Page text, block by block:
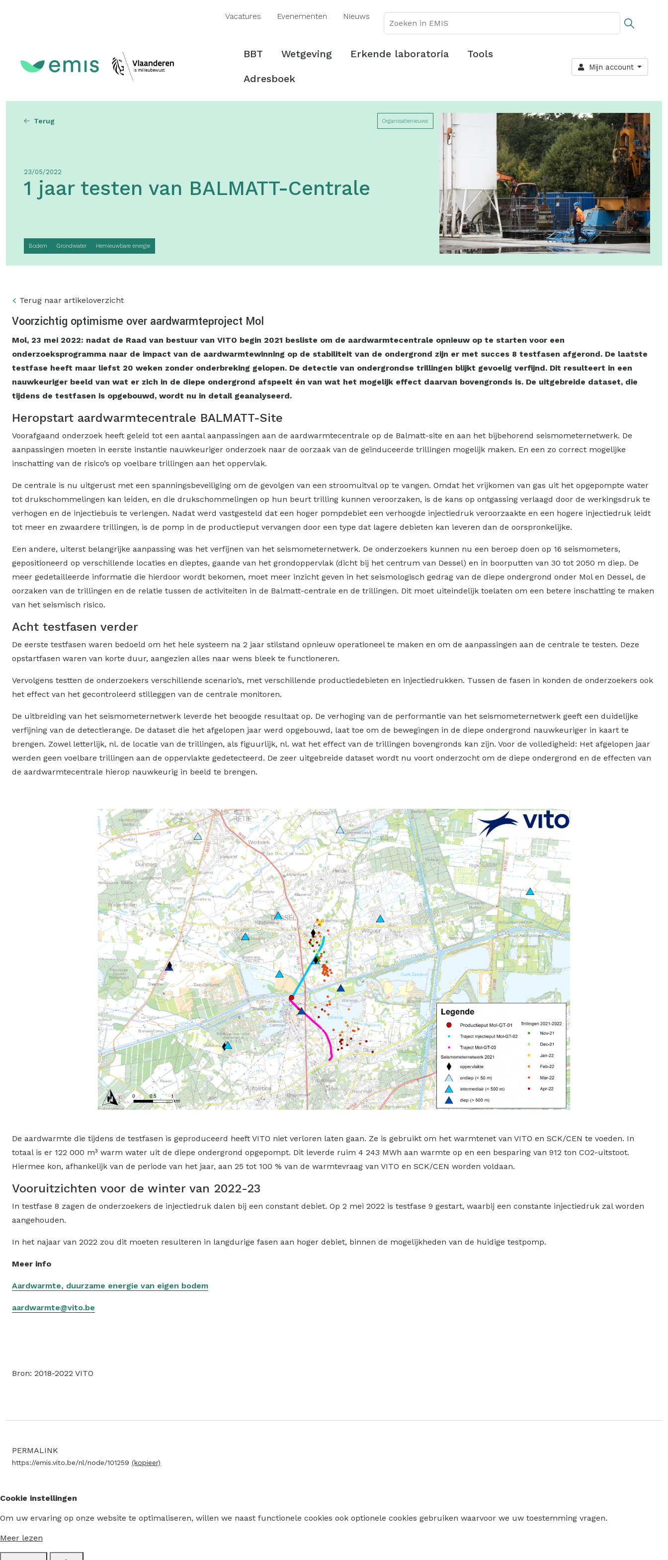
inhoud
Vacatures Evenementen Nieuws
Hoofdmenu
BBT Wetgeving Erkende laboratoria Tools
Adresboek
Mijn account
Terug Organisatienieuws
23/05/2022
1 jaar testen van BALMATT-Centrale
Bodem Grondwater Hernieuwbare energie
Terug naar artikeloverzicht
Voorzichtig optimisme over aardwarmteproject Mol
Mol, 23 mei 2022: nadat de Raad van bestuur van VITO begin 2021 besliste om de aardwarmte­centrale opnieuw op te starten voor een
onderzoeksprogramma naar de impact van de aardwarmte­winning op de stabiliteit van de ondergrond zijn er met succes 8 testfasen afgerond. De laatste
testfase heeft maar liefst 20 weken zonder onderbreking gelopen. De detectie van ondergrondse trillingen blijkt gevoelig verfijnd. Dit resulteert in een
nauwkeuriger beeld van wat er zich in de diepe ondergrond afspeelt én van wat het mogelijk effect daarvan bovengronds is. De uitgebreide dataset, die
tijdens de testfasen is opgebouwd, wordt nu in detail geanalyseerd.
Heropstart aardwarmtecentrale BALMATT-Site
Voorafgaand onderzoek heeft geleid tot een aantal aanpassingen aan de aardwarmtecentrale op de Balmatt-site en aan het bijbehorend seismometernetwerk. De
aanpassingen moeten in eerste instantie nauwkeuriger onderzoek naar de oorzaak van de geïnduceerde trillingen mogelijk maken. En een zo correct mogelijke
inschatting van de risico’s op voelbare trillingen aan het oppervlak.
De centrale is nu uitgerust met een spanningsbeveiliging om de gevolgen van een stroomuitval op te vangen. Omdat het vrijkomen van gas uit het opgepompte water
tot drukschommelingen kan leiden, en die drukschommelingen op hun beurt trilling kunnen veroorzaken, is de kans op ontgassing verlaagd door de werkingsdruk te
verhogen en de injectiebuis te verlengen. Nadat werd vastgesteld dat een hoger pompdebiet een verhoogde injectiedruk veroorzaakte en een hogere injectiedruk leidt
tot meer en zwaardere trillingen, is de pomp in de productieput vervangen door een type dat lagere debieten kan leveren dan de oorspronkelijke.
Een andere, uiterst belangrijke aanpassing was het verfijnen van het seismometernetwerk. De onderzoekers kunnen nu een beroep doen op 16 seismometers,
gepositioneerd op verschillende locaties en dieptes, gaande van het grondoppervlak (dicht bij het centrum van Dessel) en in boorputten van 30 tot 2050 m diep. De
meer gedetailleerde informatie die hierdoor wordt bekomen, moet meer inzicht geven in het seismologisch gedrag van de diepe ondergrond onder Mol en Dessel, de
oorzaken van de trillingen en de relatie tussen de activiteiten in de Balmatt-centrale en de trillingen. Dit moet uiteindelijk toelaten om een betere inschatting te maken
van het seismisch risico.
Acht testfasen verder
De eerste testfasen waren bedoeld om het hele systeem na 2 jaar stilstand opnieuw operationeel te maken en om de aanpassingen aan de centrale te testen. Deze
opstartfasen waren van korte duur, aangezien alles naar wens bleek te functioneren.
Vervolgens testten de onderzoekers verschillende scenario’s, met verschillende productiedebieten en injectiedrukken. Tussen de fasen in konden de onderzoekers ook
het effect van het gecontroleerd stilleggen van de centrale monitoren.
De uitbreiding van het seismometernetwerk leverde het beoogde resultaat op. De verhoging van de performantie van het seismometernetwerk geeft een duidelijke
verfijning van de detectierange. De dataset die het afgelopen jaar werd opgebouwd, laat toe om de bewegingen in de diepe ondergrond nauwkeuriger in kaart te
brengen. Zowel letterlijk, nl. de locatie van de trillingen, als figuurlijk, nl. wat het effect van de trillingen bovengronds kan zijn. Voor de volledigheid: Het afgelopen jaar
werden geen voelbare trillingen aan de oppervlakte gedetecteerd. De zeer uitgebreide dataset wordt nu voort onderzocht om de diepe ondergrond en de effecten van
de aardwarmtecentrale hierop nauwkeurig in beeld te brengen.
De aardwarmte die tijdens de testfasen is geproduceerd heeft VITO niet verloren laten gaan. Ze is gebruikt om het warmtenet van VITO en SCK/CEN te voeden. In
totaal is er 122 000 m³ warm water uit de diepe ondergrond opgepompt. Dit leverde ruim 4 243 MWh aan warmte op en een besparing van 912 ton CO2-uitstoot.
Hiermee kon, afhankelijk van de periode van het jaar, aan 25 tot 100 % van de warmtevraag van VITO en SCK/CEN worden voldaan.
Vooruitzichten voor de winter van 2022-23
In testfase 8 zagen de onderzoekers de injectiedruk dalen bij een constant debiet. Op 2 mei 2022 is testfase 9 gestart, waarbij een constante injectiedruk zal worden
aangehouden.
In het najaar van 2022 zou dit moeten resulteren in langdurige fasen aan hoger debiet, binnen de mogelijkheden van de huidige testpomp.
Meer info
Aardwarmte, duurzame energie van eigen bodem
aardwarmte@vito.be
Bron: 2018-2022 VITO
PERMALINK
https://emis.vito.be/nl/node/101259 (kopieer)
Cookie instellingen
Om uw ervaring op onze website te optimaliseren, willen we naast functionele cookies ook optionele cookies gebruiken waarvoor we uw toestemming vragen.
Meer lezen